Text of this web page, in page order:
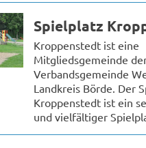
Spielplatz
Kroppenstedt ist eine
Mitgliedsgemeinde
Verbandsgemeinde
Landkreis Börde. Der
Kroppenstedt ist ein
und vielfältiger